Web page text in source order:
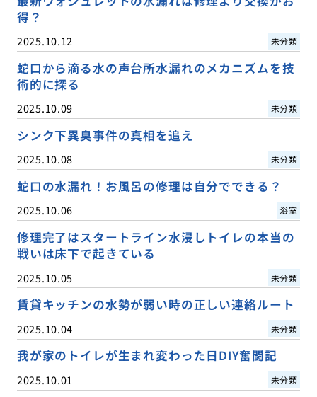
得？
2025.10.12 未分類
蛇口から滴る水の声台所水漏れのメカニズムを技
術的に探る
2025.10.09 未分類
シンク下異臭事件の真相を追え
2025.10.08 未分類
蛇口の水漏れ！お風呂の修理は自分でできる？
2025.10.06 浴室
修理完了はスタートライン水浸しトイレの本当の
戦いは床下で起きている
2025.10.05 未分類
賃貸キッチンの水勢が弱い時の正しい連絡ルート
2025.10.04 未分類
我が家のトイレが生まれ変わった日DIY奮闘記
2025.10.01 未分類